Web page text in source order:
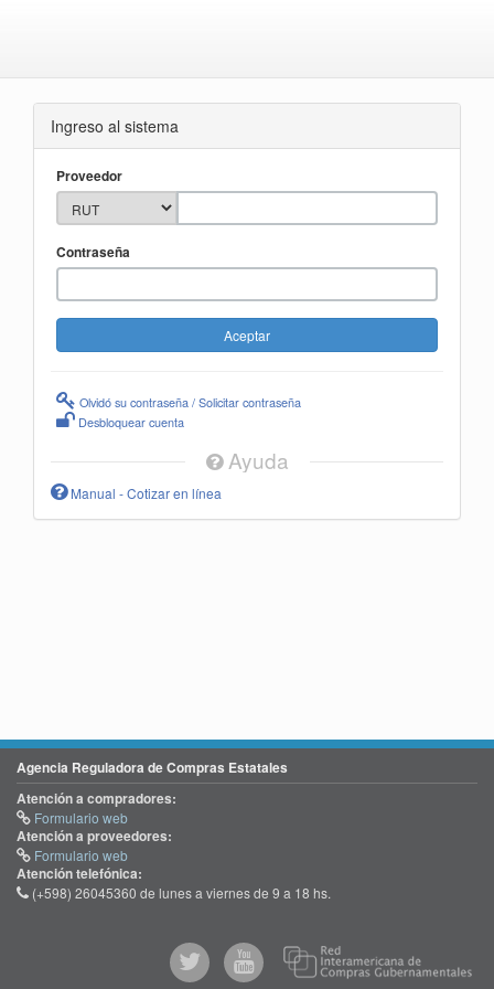
Ingreso al sistema
Proveedor
Contraseña
Olvidó su contraseña / Solicitar contraseña
Desbloquear cuenta
Ayuda
Manual - Cotizar en línea
Agencia Reguladora de Compras Estatales
Atención a compradores:
Formulario web
Atención a proveedores:
Formulario web
Atención telefónica:
(+598) 26045360 de lunes a viernes de 9 a 18 hs.
@comprasgubuy
ACCE